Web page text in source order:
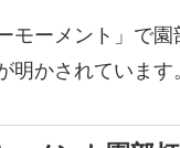
モーメント」で
明かされています